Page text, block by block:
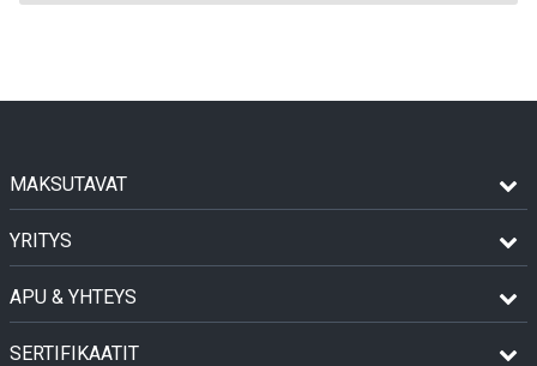
MAKSUTAVAT
YRITYS
APU & YHTEYS
SERTIFIKAATIT